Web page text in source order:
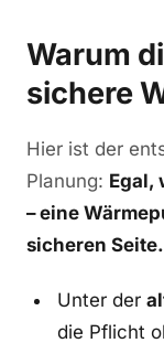
Warum
sichere
Hier ist der
Planung: Egal,
– eine
sicheren Seite.
Unter der
die Pflicht